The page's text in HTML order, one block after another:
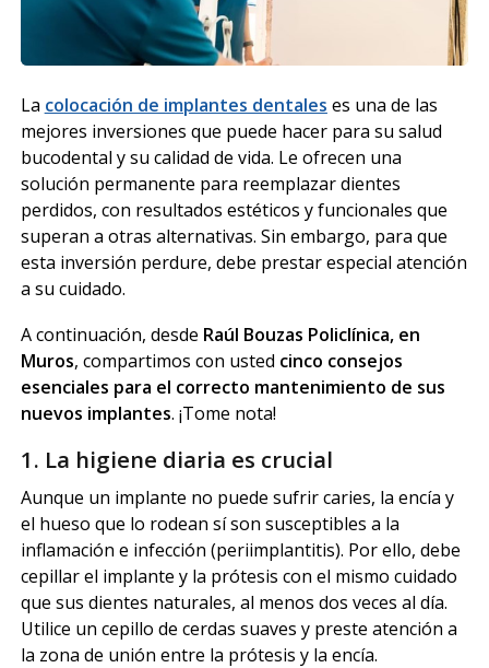
La colocación de implantes dentales es una de las
mejores inversiones que puede hacer para su salud
bucodental y su calidad de vida. Le ofrecen una
solución permanente para reemplazar dientes
perdidos, con resultados estéticos y funcionales que
superan a otras alternativas. Sin embargo, para que
esta inversión perdure, debe prestar especial atención
a su cuidado.
A continuación, desde Raúl Bouzas Policlínica, en
Muros, compartimos con usted cinco consejos
esenciales para el correcto mantenimiento de sus
nuevos implantes. ¡Tome nota!
1. La higiene diaria es crucial
Aunque un implante no puede sufrir caries, la encía y
el hueso que lo rodean sí son susceptibles a la
inflamación e infección (periimplantitis). Por ello, debe
cepillar el implante y la prótesis con el mismo cuidado
que sus dientes naturales, al menos dos veces al día.
Utilice un cepillo de cerdas suaves y preste atención a
la zona de unión entre la prótesis y la encía.